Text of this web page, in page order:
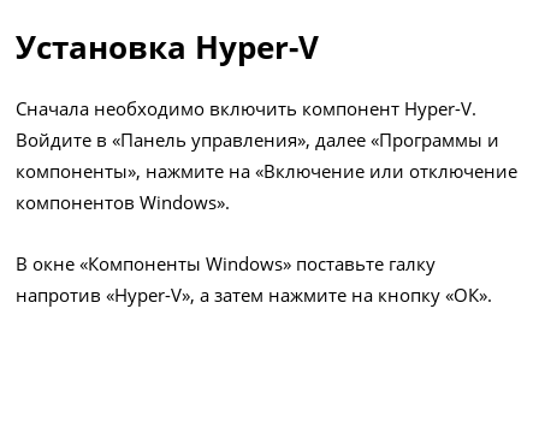
Установка Hyper-V
Сначала необходимо включить компонент Hyper-V.
Войдите в «Панель управления», далее «Программы и
компоненты», нажмите на «Включение или отключение
компонентов Windows».
В окне «Компоненты Windows» поставьте галку
напротив «Hyper-V», а затем нажмите на кнопку «ОК».